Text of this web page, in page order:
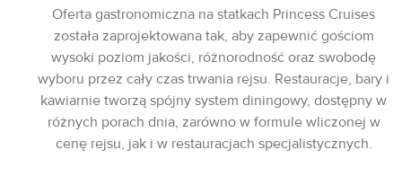
Oferta gastronomiczna na statkach Princess Cruises
została zaprojektowana tak, aby zapewnić gościom
wysoki poziom jakości, różnorodność oraz swobodę
wyboru przez cały czas trwania rejsu. Restauracje, bary i
kawiarnie tworzą spójny system diningowy, dostępny w
różnych porach dnia, zarówno w formule wliczonej w
cenę rejsu, jak i w restauracjach specjalistycznych.